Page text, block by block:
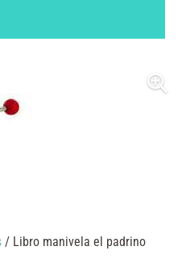
/ Libro manivela el padrino